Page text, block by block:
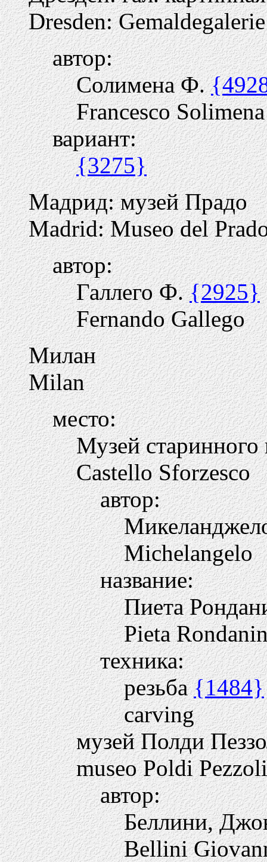
Dresden: Gemaldegalerie
автор:
Солимена Ф.
Francesco Solimena
вариант:
{3275}
Мадрид: музей Прадо
Madrid: Museo del
автор:
Галлего Ф.{2925}
Fernando Gallego
Милан
Milan
место:
Музей старинного
Castello Sforzesco
автор:
Michelangelo
название:
Пиета
Pieta
техника:
резьба{1484}
carving
музей Полди
museo Poldi Pezzoli
автор:
Беллини,
Bellini